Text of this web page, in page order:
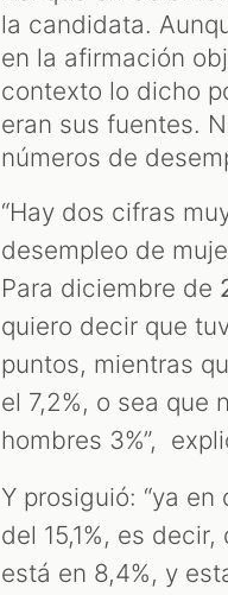
la candidata.
en la afirmación
contexto lo dicho
eran sus fuentes.
números de
“Hay dos cifras
desempleo de
Para diciembre de
quiero decir que
puntos, mientras
el 7,2%, o sea que
hombres 3%”,
Y prosiguió: “ya
del 15,1%, es
está en 8,4%, y